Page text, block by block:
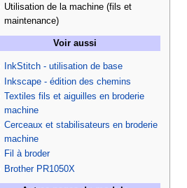
Utilisation de la machine (fils et
maintenance)
Voir aussi
InkStitch - utilisation de base
Inkscape - édition des chemins
Textiles fils et aiguilles en broderie
machine
Cerceaux et stabilisateurs en broderie
machine
Fil à broder
Brother PR1050X